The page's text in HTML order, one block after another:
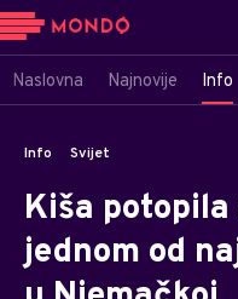
Naslovna Najnovije Info
Info Svijet
Kiša
jednom od